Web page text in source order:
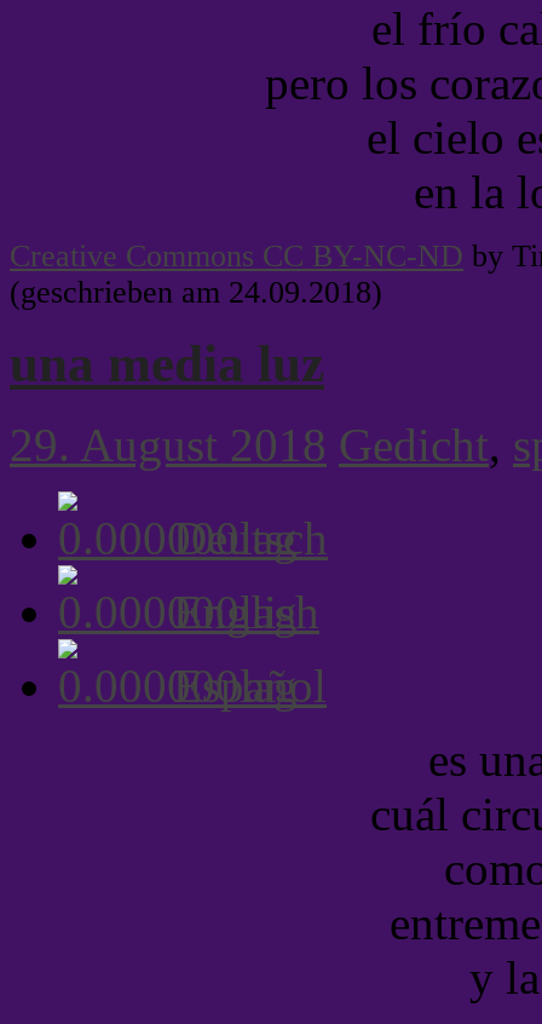
el frío
pero los
el cielo
en la
Creative Commons CC BY-NC-ND by
(geschrieben am 24.09.2018)
una media luz
29. August 2018 Gedicht,
Deutsch
English
Español
es
cuál
y